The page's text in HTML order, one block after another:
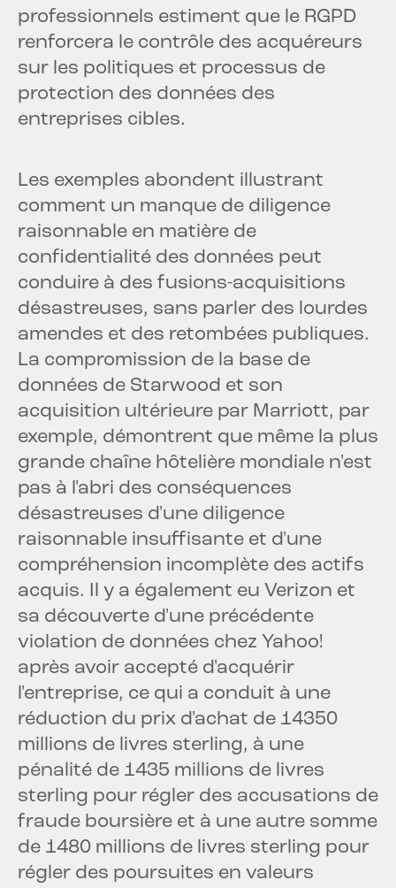
professionnels estiment que le RGPD
renforcera le contrôle des acquéreurs
sur les politiques et processus de
protection des données des
entreprises cibles.
Les exemples abondent illustrant
comment un manque de diligence
raisonnable en matière de
confidentialité des données peut
conduire à des fusions-acquisitions
désastreuses, sans parler des lourdes
amendes et des retombées publiques.
La compromission de la base de
données de Starwood et son
acquisition ultérieure par Marriott, par
exemple, démontrent que même la plus
grande chaîne hôtelière mondiale n'est
pas à l'abri des conséquences
désastreuses d'une diligence
raisonnable insuffisante et d'une
compréhension incomplète des actifs
acquis. Il y a également eu Verizon et
sa découverte d'une précédente
violation de données chez Yahoo!
après avoir accepté d'acquérir
l'entreprise, ce qui a conduit à une
réduction du prix d'achat de 14350
millions de livres sterling, à une
pénalité de 1435 millions de livres
sterling pour régler des accusations de
fraude boursière et à une autre somme
de 1480 millions de livres sterling pour
régler des poursuites en valeurs